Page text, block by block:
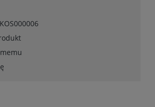
KOS000006